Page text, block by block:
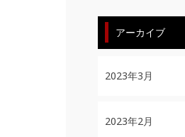
アーカイブ
2023年3月
2023年2月